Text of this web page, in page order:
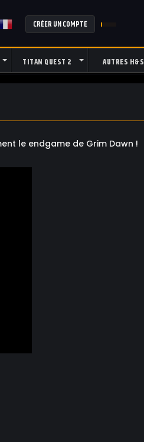
CRÉER UN COMPTE
TITAN QUEST 2 AUTRES H&S
le endgame de Grim Dawn !